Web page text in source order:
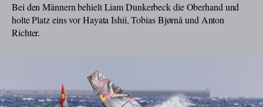
Bei den Männern behielt Liam Dunkerbeck die Oberhand und
holte Platz eins vor Hayata Ishii, Tobias Bjørnå und Anton
Richter.